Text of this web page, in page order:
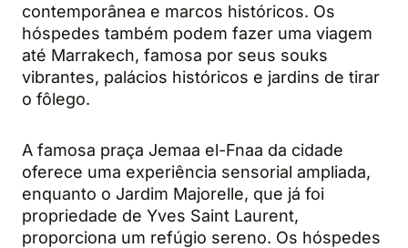
contemporânea e marcos históricos. Os
hóspedes também podem fazer uma viagem
até Marrakech, famosa por seus souks
vibrantes, palácios históricos e jardins de tirar
o fôlego.
A famosa praça Jemaa el-Fnaa da cidade
oferece uma experiência sensorial ampliada,
enquanto o Jardim Majorelle, que já foi
propriedade de Yves Saint Laurent,
proporciona um refúgio sereno. Os hóspedes